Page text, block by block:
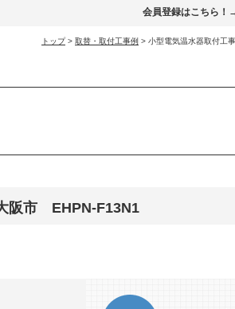
会員登録はこちら
トップ> 取替・取付工事例 > 小型電気温水器取付
阪市 EHPN-F13N1